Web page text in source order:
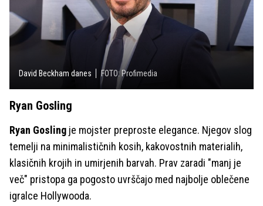
David Beckham danes FOTO: Profimedia
Ryan Gosling
Ryan Gosling je mojster preproste elegance. Njegov slog
temelji na minimalističnih kosih, kakovostnih materialih,
klasičnih krojih in umirjenih barvah. Prav zaradi "manj je
več" pristopa ga pogosto uvrščajo med najbolje oblečene
igralce Hollywooda.